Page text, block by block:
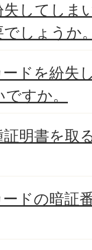
してしま
しょうか
ドを紛失
すか。
明書を取
ドの暗証